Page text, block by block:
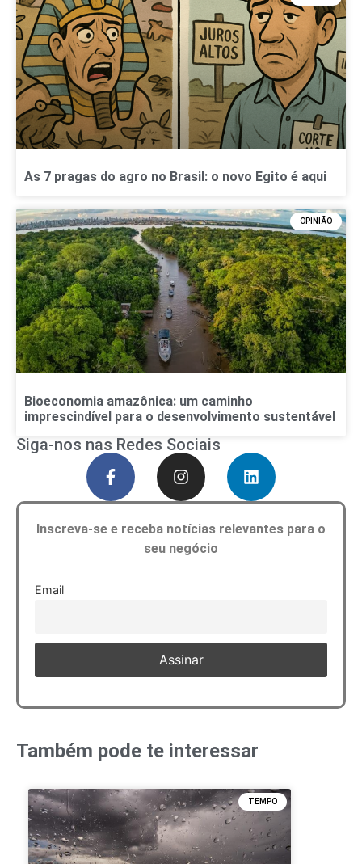
As 7 pragas do agro no Brasil: o novo Egito é aqui
OPINIÃO
Bioeconomia amazônica: um caminho
imprescindível para o desenvolvimento sustentável
Siga-nos nas Redes Sociais
Inscreva-se e receba notícias relevantes para o
seu negócio
Email
Também pode te interessar
TEMPO